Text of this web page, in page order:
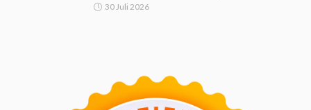
30 Juli 2026